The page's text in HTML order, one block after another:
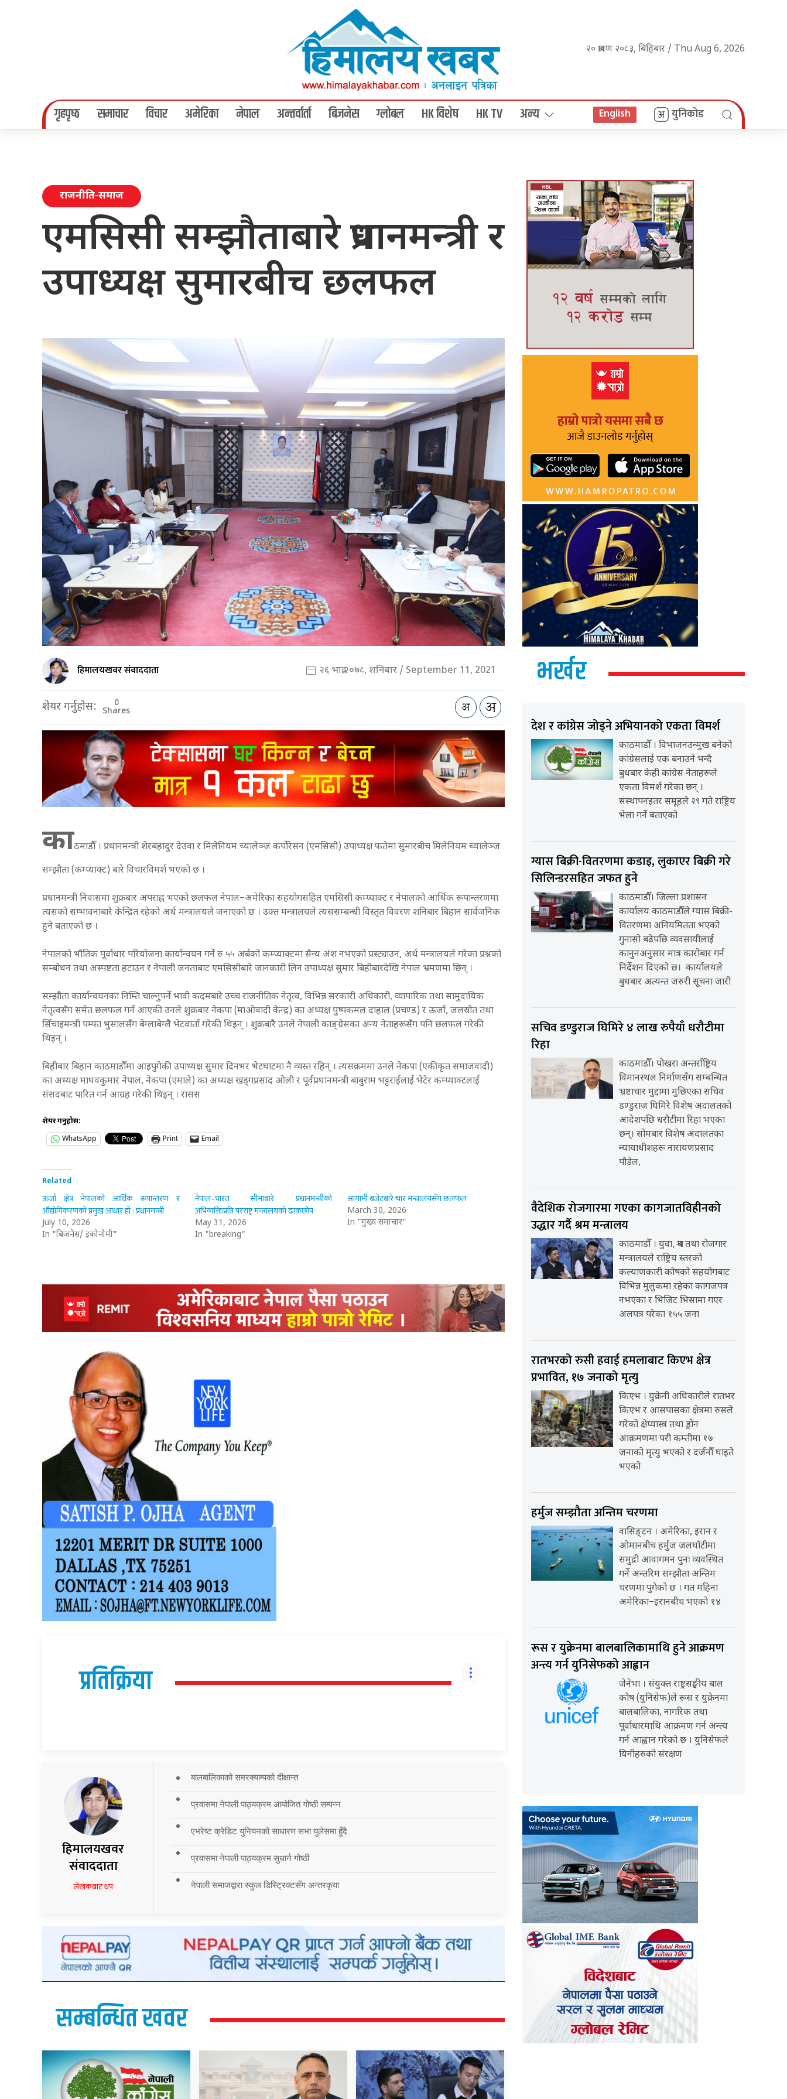
२० श्रावण २०८३, बिहिबार / Thu Aug 6, 2026
गृहपृष्‍ठ समाचार विचार अमेरिका नेपाल अन्तर्वार्ता बिजनेस ग्लोबल HK विशेष HK TV अन्य English युनिकोड
राजनीति-समाज
एमसिसी सम्झौताबारे प्रधानमन्त्री र
उपाध्यक्ष सुमारबीच छलफल
हिमालयखवर संवाददाता २६ भाद्र २०७८, शनिबार / September 11, 2021
शेयर गर्नुहोस: 0
Shares
काठमाडौँ । प्रधानमन्त्री शेरबहादुर देउवा र मिलेनियम च्यालेञ्ज कर्पोरेसन (एमसिसी) उपाध्यक्ष फतेमा सुमारबीच मिलेनियम च्यालेञ्ज
सम्झौता (कम्प्याक्ट) बारे विचारविमर्श भएको छ ।
प्रधानमन्त्री निवासमा शुक्रबार अपराह्न भएको छलफल नेपाल–अमेरिका सहयोगसहित एमसिसी कम्प्याक्ट र नेपालको आर्थिक रूपान्तरणमा
त्यसको सम्भावनाबारे केन्द्रित रहेको अर्थ मन्त्रालयले जनाएको छ । उक्त मन्त्रालयले त्यससम्बन्धी विस्तृत विवरण शनिबार बिहान सार्वजनिक
हुने बताएको छ ।
नेपालको भौतिक पूर्वाधार परियोजना कार्यान्वयन गर्ने रु ५५ अर्बको कम्प्याक्टमा सैन्य अंश नभएको प्रस्ट्याउन, अर्थ मन्त्रालयले गरेका प्रश्नको
सम्बोधन तथा अस्पष्टता हटाउन र नेपाली जनताबाट एमसिसीबारे जानकारी लिन उपाध्यक्ष सुमार बिहीबारदेखि नेपाल भ्रमणमा छिन् ।
सम्झौता कार्यान्वयनका निम्ति चाल्नुपर्ने भावी कदमबारे उच्च राजनीतिक नेतृत्व, विभिन्न सरकारी अधिकारी, व्यापारिक तथा सामुदायिक
नेतृत्वसँग समेत छलफल गर्न आएकी उनले शुक्रबार नेकपा (माओवादी केन्द्र) का अध्यक्ष पुष्पकमल दाहाल (प्रचण्ड) र ऊर्जा, जलस्रोत तथा
सिँचाइमन्त्री पम्फा भुसालसँग बेग्लाबेग्लै भेटवार्ता गरेकी थिइन् । शुक्रबारै उनले नेपाली काङ्ग्रेसका अन्य नेताहरूसँग पनि छलफल गरेकी
थिइन् ।
बिहीबार बिहान काठमाडौँमा आइपुगेकी उपाध्यक्ष सुमार दिनभर भेटघाटमा नै व्यस्त रहिन् । त्यसक्रममा उनले नेकपा (एकीकृत समाजवादी)
का अध्यक्ष माधवकुमार नेपाल, नेकपा (एमाले) का अध्यक्ष खड्गप्रसाद ओली र पूर्वप्रधानमन्त्री बाबुराम भट्टराईलाई भेटेर कम्प्याक्टलाई
संसदबाट पारित गर्न आग्रह गरेकी थिइन् । रासस
शेयर गर्नुहोस:
WhatsApp
Print Email
Related
ऊर्जा क्षेत्र नेपालको आर्थिक रूपान्तरण र
औद्योगिकरणको प्रमुख आधार हो : प्रधानमन्त्री
July 10, 2026
In "बिजनेस/ इकोनोमी"
नेपाल–भारत सीमाबारे प्रधानमन्त्रीको
अभिव्यक्तिप्रति परराष्ट्र मन्त्रालयको ढाकछोप
May 31, 2026
In "breaking"
आगामी बजेटबारे चार मन्त्रालयसँग छलफल
March 30, 2026
In "मुख्य समाचार"
प्रतिक्रिया
हिमालयखवर
संवाददाता
लेखकबाट थप
बालबालिकाको समरक्याम्पको दीक्षान्त
प्रवासमा नेपाली पाठ्यक्रम आयोजित गोष्ठी सम्पन्न
एभरेष्ट क्रेडिट युनियनको साधारण सभा युलेसमा हुँदै
प्रवासमा नेपाली पाठ्यक्रम सुधार्न गोष्ठी
नेपाली समाजद्वारा स्कुल डिस्ट्रिक्टसँग अन्तरकृया
सम्बन्धित खवर
भर्खर
देश र कांग्रेस जोड्ने अभियानको एकता विमर्श
काठमाडौँ । विभाजनउन्मुख बनेको
कांग्रेसलाई एक बनाउने भन्दै
बुधबार केही कांग्रेस नेताहरूले
एकता विमर्श गरेका छन् ।
संस्थापनइतर समूहले २९ गते राष्ट्रिय
भेला गर्ने बताएको
ग्यास बिक्री-वितरणमा कडाइ, लुकाएर बिक्री गरे
सिलिन्डरसहित जफत हुने
काठमाडौँ। जिल्ला प्रशासन
कार्यालय काठमाडौँले ग्यास बिक्री-
वितरणमा अनियमितता भएको
गुनासो बढेपछि व्यवसायीलाई
कानुनअनुसार मात्र कारोबार गर्न
निर्देशन दिएको छ। कार्यालयले
बुधबार अत्यन्त जरुरी सूचना जारी
सचिव डण्डुराज घिमिरे ४ लाख रुपैयाँ धरौटीमा
रिहा
काठमाडौँ। पोखरा अन्तर्राष्ट्रिय
विमानस्थल निर्माणसँग सम्बन्धित
भ्रष्टाचार मुद्दामा मुछिएका सचिव
डण्डुराज घिमिरे विशेष अदालतको
आदेशपछि धरौटीमा रिहा भएका
छन्। सोमबार विशेष अदालतका
न्यायाधीशहरू नारायणप्रसाद
पौडेल,
वैदेशिक रोजगारमा गएका कागजातविहीनको
उद्धार गर्दै श्रम मन्त्रालय
काठमाडौँ । युवा, श्रम तथा रोजगार
मन्त्रालयले राष्ट्रिय स्तरको
कल्याणकारी कोषको सहयोगबाट
विभिन्न मुलुकमा रहेका कागजपत्र
नभएका र भिजिट भिसामा गएर
अलपत्र परेका १५५ जना
रातभरको रुसी हवाई हमलाबाट किएभ क्षेत्र
प्रभावित, १७ जनाको मृत्यु
किएभ । युक्रेनी अधिकारीले रातभर
किएभ र आसपासका क्षेत्रमा रुसले
गरेको क्षेप्यास्त्र तथा ड्रोन
आक्रमणमा परी कम्तीमा १७
जनाको मृत्यु भएको र दर्जनौँ घाइते
भएको
हर्मुज सम्झौता अन्तिम चरणमा
वासिङ्टन । अमेरिका, इरान र
ओमानबीच हर्मुज जलघाँटीमा
समुद्री आवागमन पुनः व्यवस्थित
गर्ने अन्तरिम सम्झौता अन्तिम
चरणमा पुगेको छ । गत महिना
अमेरिका–इरानबीच भएको १४
रूस र युक्रेनमा बालबालिकामाथि हुने आक्रमण
अन्त्य गर्न युनिसेफको आह्वान
जेनेभा । संयुक्त राष्ट्रसङ्घीय बाल
कोष (युनिसेफ)ले रूस र युक्रेनमा
बालबालिका, नागरिक तथा
पूर्वाधारमाथि आक्रमण गर्न अन्त्य
गर्न आह्वान गरेको छ । युनिसेफले
यिनीहरुको संरक्षण